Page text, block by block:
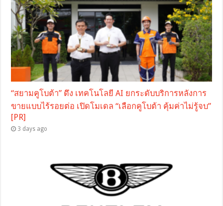
“สยามคูโบต้า” ดึง เทคโนโลยี AI ยกระดับบริการหลังการ
ขายแบบไร้รอยต่อ เปิดโมเดล “เลือกคูโบต้า คุ้มค่าไม่รู้จบ”
[PR]
3 days ago